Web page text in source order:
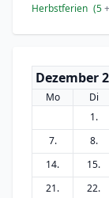
Herbstferien (5
Dezember
Mo Di
1.
7.
8.
14.
15.
21.
22.